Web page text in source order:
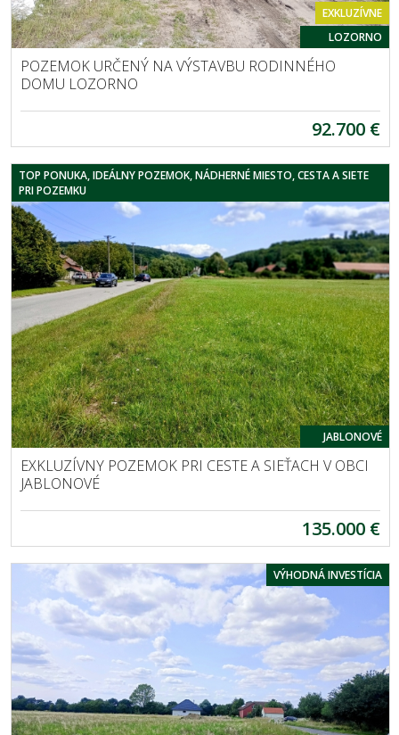
EXKLUZÍVNE
LOZORNO
POZEMOK URČENÝ NA VÝSTAVBU RODINNÉHO
DOMU LOZORNO
92.700 €
TOP PONUKA, IDEÁLNY POZEMOK, NÁDHERNÉ MIESTO, CESTA A SIETE
PRI POZEMKU
JABLONOVÉ
EXKLUZÍVNY POZEMOK PRI CESTE A SIEŤACH V OBCI
JABLONOVÉ
135.000 €
VÝHODNÁ INVESTÍCIA